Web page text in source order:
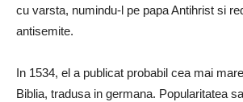
cu varsta, numindu-l pe papa Antihrist si
antisemite.
In 1534, el a publicat probabil cea mai
Biblia, tradusa in germana. Popularitatea